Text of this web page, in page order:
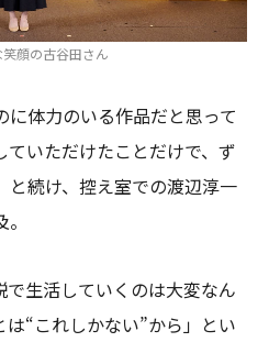
顔の古谷田さん
に体力のいる作品だと思って
ていただけたことだけで、ず
と続け、控え室での渡辺淳一
で生活していくのは大変なん
“これしかない”から」とい